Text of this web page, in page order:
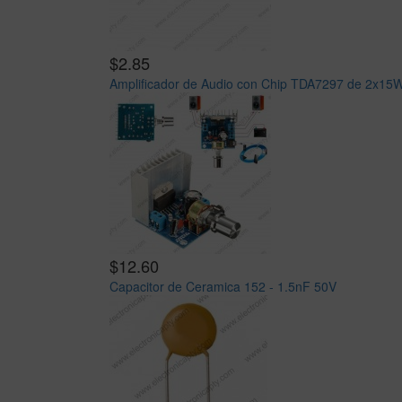
$2.85
Amplificador de Audio con Chip TDA7297 de
$12.60
Capacitor de Ceramica 152 - 1.5nF 50V